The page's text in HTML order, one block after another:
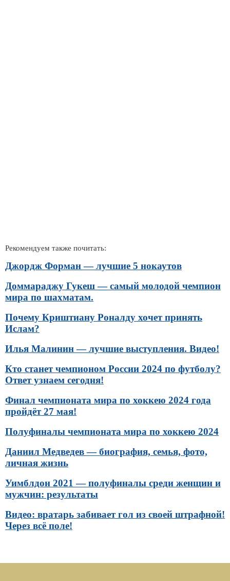
Рекомендуем также почитать:
Джордж Форман — лучшие 5 нокаутов
Доммараджу Гукеш — самый молодой чемпион
мира по шахматам.
Почему Криштиану Роналду хочет принять
Ислам?
Илья Малинин — лучшие выступления. Видео!
Кто станет чемпионом России 2024 по футболу?
Ответ узнаем сегодня!
Финал чемпионата мира по хоккею 2024 года
пройдёт 27 мая!
Полуфиналы чемпионата мира по хоккею 2024
Даниил Медведев — биография, семья, фото,
личная жизнь
Уимблдон 2021 — полуфиналы среди женщин и
мужчин: результаты
Видео: вратарь забивает гол из своей штрафной!
Через всё поле!